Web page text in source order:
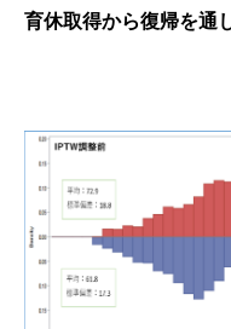
育休取得から復帰を通